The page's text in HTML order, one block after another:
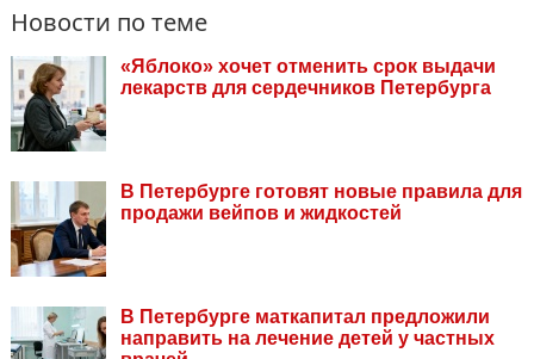
Новости по теме
«Яблоко» хочет отменить срок выдачи
лекарств для сердечников Петербурга
В Петербурге готовят новые правила для
продажи вейпов и жидкостей
В Петербурге маткапитал предложили
направить на лечение детей у частных